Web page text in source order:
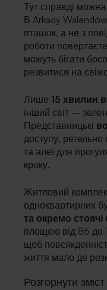
Тут справді
В Arkady
пташок, а не з
роботи
можуть бігати
резвитися на
Лише 15 хвилин
інший світ –
Представницькі
доступу, ретельно
та алеї для
кроку.
Житловий
одноквартирних
та окремо
площею від 86 до
щоб
життя мало де
Розгорнути зміст